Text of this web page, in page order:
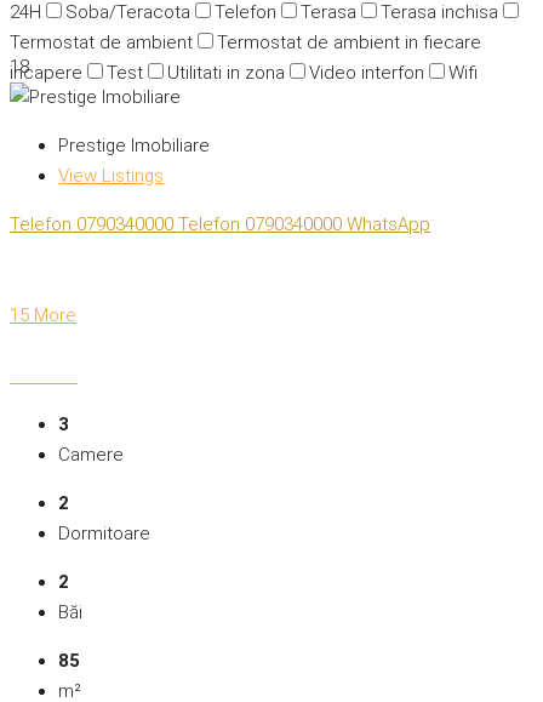
24H
Soba/Teracota Telefon Terasa
Terasa inchisa
Termostat de ambient
Termostat de ambient in fiecare
incapere
Test Utilitati in zona Video interfon Wifi
18
Prestige Imobiliare
View Listings
Telefon 0790340000 Telefon 0790340000 WhatsApp
15 More
3
Camere
2
Dormitoare
2
Băi
85
m²